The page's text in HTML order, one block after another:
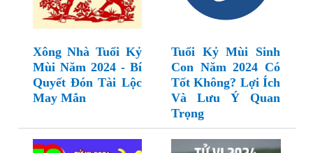
Xông Nhà Tuổi Kỷ
Mùi Năm 2024 - Bí
Quyết Đón Tài Lộc
May Mắn
Tuổi Kỷ Mùi Sinh
Con Năm 2024 Có
Tốt Không? Lợi Ích
Và Lưu Ý Quan
Trọng